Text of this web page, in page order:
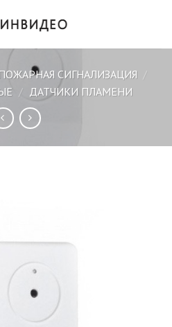
СИГНАЛИЗАЦИЯ /
/ ДАТЧИКИ ПЛАМЕНИ